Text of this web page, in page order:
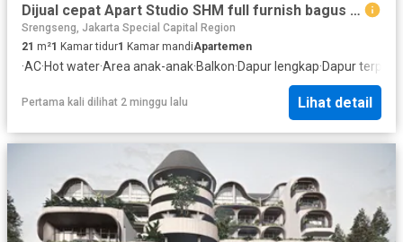
Dijual cepat Apart Studio SHM full furnish bagus Belmont Athena
Srengseng, Jakarta Special Capital Region
21 m²1 Kamar tidur1 Kamar mandiApartemen
·AC·Hot water·Area anak-anak·Balkon·Dapur lengkap·Dapur terpadu
Pertama kali dilihat 2 minggu lalu Lihat detail